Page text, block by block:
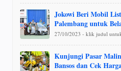
Jokowi Beri Mobil
Palembang untuk
27/10/2023 - klik judul
Kunjungi Pasar
Bansos dan Cek